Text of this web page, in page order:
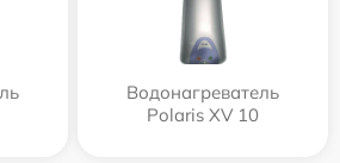
Водонагреватель
Polaris XV 10